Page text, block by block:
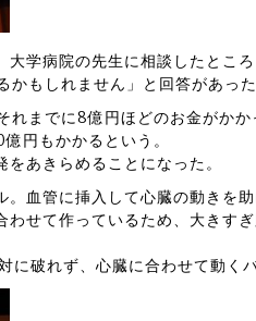
学病院の先生に相談したとこ
もしれません」と回答があった
れまでに8億円ほどのお金がか
円もかかるという。
あきらめることになった。
血管に挿入して心臓の動きを助
せて作っているため、大きす
破れず、心臓に合わせて動く